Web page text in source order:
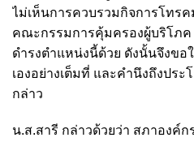
ไม่เห็นการควบรวมกิจการโทร
คณะกรรมการคุ้มครองผู้บริโภค
ดำรงตำแหน่งนี้ด้วย ดังนั้นจึงข
เองอย่างเต็มที่ และคำนึงถึงปร
กล่าว
น.ส.สารี กล่าวด้วยว่า สภาองค์